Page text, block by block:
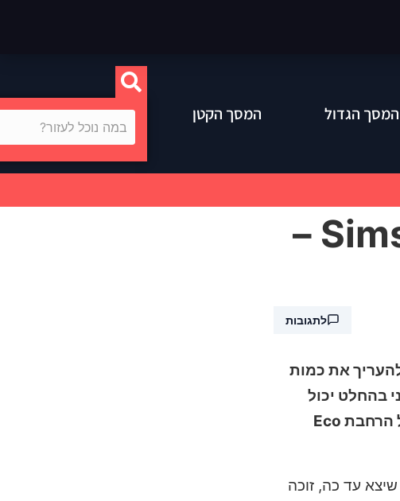
המסך הגדול המסך הקטן
אקולוגיה וצמחונות? – Sims 4: Eco Lifestyle –
לתגובות
לי להעריך את כמות
בהחלט יכול
להעריך את התוכן עצמו שכלול בהרחבות שנוצרות ע״י Maxis. גם הפעם זה לא שונה, אז מה חשבנו על הרחבת Eco
4 שהוא משחק סימס האחרון שיצא עד כה, זוכה